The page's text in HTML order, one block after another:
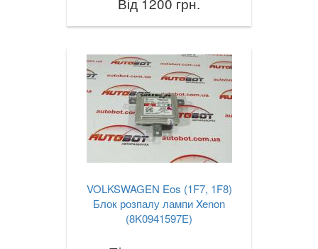
VOLKSWAGEN Eos (1F7, 1F8)
Блок розпалу лампи Xenon
(8K0941597E)